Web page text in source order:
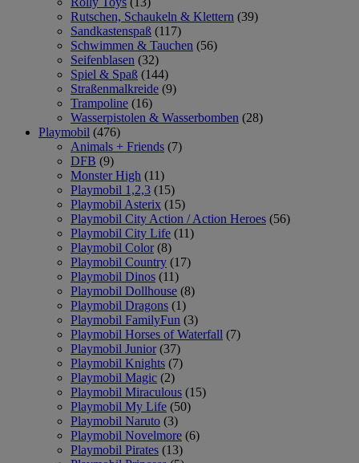
Rutschen, Schaukeln & Klettern (39)
Sandkastenspaß (117)
Schwimmen & Tauchen (56)
Seifenblasen (32)
Spiel & Spaß (144)
Straßenmalkreide (9)
Trampoline (16)
Wasserpistolen & Wasserbomben (28)
Playmobil (476)
Animals + Friends (7)
DFB (9)
Monster High (11)
Playmobil 1,2,3 (15)
Playmobil Asterix (15)
Playmobil City Action / Action Heroes (56)
Playmobil City Life (11)
Playmobil Color (8)
Playmobil Country (17)
Playmobil Dinos (11)
Playmobil Dollhouse (8)
Playmobil Dragons (1)
Playmobil FamilyFun (3)
Playmobil Horses of Waterfall (7)
Playmobil Junior (37)
Playmobil Knights (7)
Playmobil Magic (2)
Playmobil Miraculous (15)
Playmobil My Life (50)
Playmobil Naruto (3)
Playmobil Novelmore (6)
Playmobil Pirates (13)